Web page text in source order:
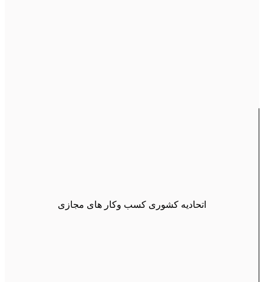
اتحادیه کشوری کسب وکار های مجازی